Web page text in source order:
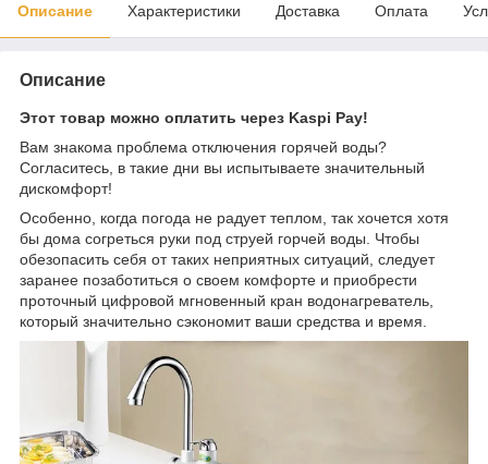
Описание Характеристики Доставка Оплата
Описание
Этот товар можно оплатить через Kaspi Pay!
Вам знакома проблема отключения горячей воды?
Согласитесь, в такие дни вы испытываете значительный
дискомфорт!
Особенно, когда погода не радует теплом, так хочется хотя
бы дома согреться руки под струей горчей воды. Чтобы
обезопасить себя от таких неприятных ситуаций, следует
заранее позаботиться о своем комфорте и приобрести
проточный цифровой мгновенный кран водонагреватель,
который значительно сэкономит ваши средства и время.